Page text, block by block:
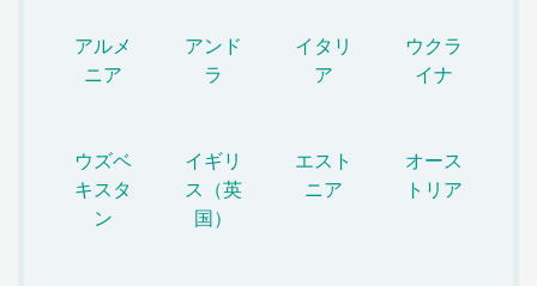
アルメ
ニア
アンド
ラ
イタリ
ア
ウクラ
イナ
ウズベ
キスタ
ン
イギリ
ス（英
国）
エスト
ニア
オース
トリア